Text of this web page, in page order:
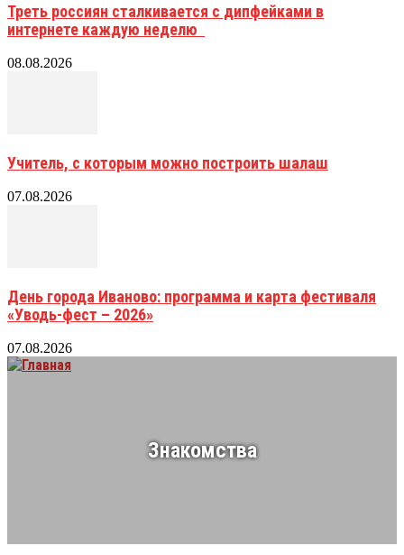
Треть россиян сталкивается с дипфейками в
интернете каждую неделю
08.08.2026
Учитель, с которым можно построить шалаш
07.08.2026
День города Иваново: программа и карта фестиваля
«Уводь-фест – 2026»
07.08.2026
Знакомства